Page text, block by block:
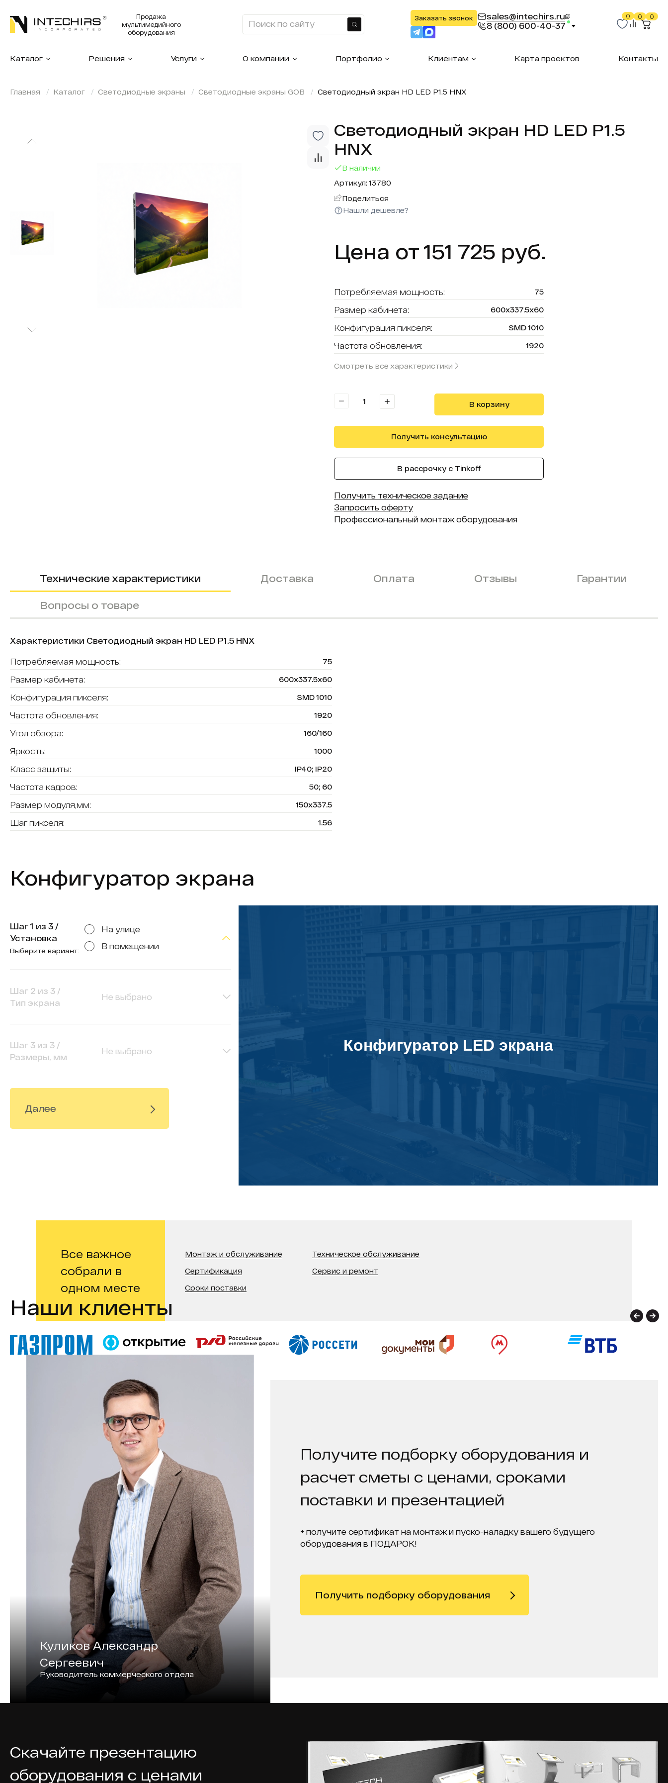
Продажа
мультимедийного
оборудования
Найти
Заказать звонок
sales@intechirs.ru
8 (800) 600-40-37
0 0 0
Каталог Решения Услуги О компании Портфолио Клиентам Карта проектов Контакты
Главная Каталог Светодиодные экраны Светодиодные экраны GOB Светодиодный экран HD LED P1.5 HNX
Светодиодный экран HD LED P1.5
HNX
В наличии
Артикул: 13780
Поделиться
Нашли дешевле?
Цена от 151 725 руб.
Потребляемая мощность: 75
Размер кабинета: 600х337.5х60
Конфигурация пикселя: SMD 1010
Частота обновления: 1920
Смотреть все характеристики
В корзину
Получить консультацию
В рассрочку с Tinkoff
Получить техническое задание
Запросить оферту
Профессиональный монтаж оборудования
Технические характеристики Доставка Оплата Отзывы Гарантии
Вопросы о товаре
Характеристики Светодиодный экран HD LED P1.5 HNX
Потребляемая мощность: 75
Размер кабинета: 600х337.5х60
Конфигурация пикселя: SMD 1010
Частота обновления: 1920
Угол обзора: 160/160
Яркость: 1000
Класс защиты: IP40; IP20
Частота кадров: 50; 60
Размер модуля,мм: 150х337.5
Шаг пикселя: 1.56
Конфигуратор экрана
Шаг 1 из 3 /
Установка
Выберите вариант:
На улице
В помещении
Шаг 2 из 3 /
Тип экрана
Не выбрано
Обычный экран
Шаг 3 из 3 /
Размеры, мм
Не выбрано
мм
Далее
Все важное
собрали в
одном месте
Монтаж и обслуживание
Сертификация
Сроки поставки
Техническое обслуживание
Сервис и ремонт
Наши клиенты
Куликов Александр
Сергеевич
Руководитель коммерческого отдела
Получите подборку оборудования и
расчет сметы с ценами, сроками
поставки и презентацией
+ получите сертификат на монтаж и пуско-наладку вашего будущего
оборудования в ПОДАРОК!
Получить подборку оборудования
Скачайте презентацию
оборудования с ценами